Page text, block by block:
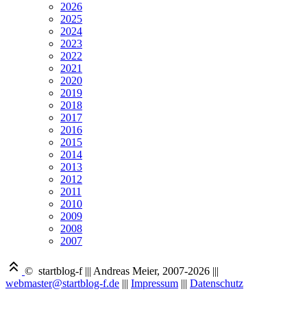
2026
2025
2024
2023
2022
2021
2020
2019
2018
2017
2016
2015
2014
2013
2012
2011
2010
2009
2008
2007
© startblog-f ||| Andreas Meier, 2007-2026 |||
webmaster@startblog-f.de ||| Impressum ||| Datenschutz